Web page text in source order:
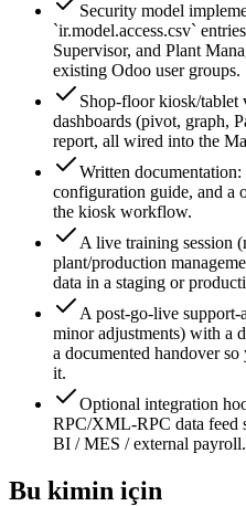
Security model
`ir.model.access.csv`
Supervisor, and Plant
existing Odoo user groups.
Shop-floor kiosk/
dashboards (pivot, graph,
report, all wired into the
Written
configuration guide, and a
the kiosk workflow.
A live training session
plant/production
data in a staging or
A post-go-live
minor adjustments) with a
a documented handover
it.
Optional integration
RPC/XML-RPC data feed
BI / MES / external payroll.
Bu kimin için